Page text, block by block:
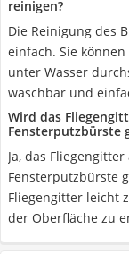
reinigen?
Die Reinigung des
einfach. Sie
unter Wasser
waschbar und
Wird das
Fensterputzbürste
Ja, das
Fensterputzbürste
Fliegengitter leicht
der Oberfläche zu